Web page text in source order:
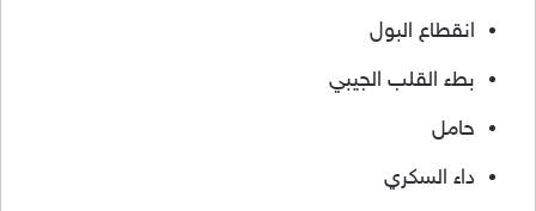
انقطاع البول
بطء القلب الجيبي
حامل
داء السكري